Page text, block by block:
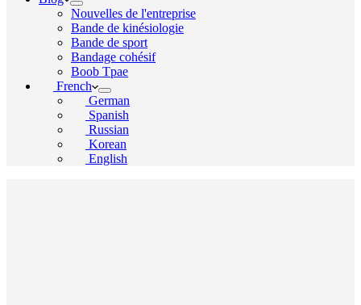
Nouvelles de l'entreprise
Bande de kinésiologie
Bande de sport
Bandage cohésif
Boob Tpae
French
German
Spanish
Russian
Korean
English